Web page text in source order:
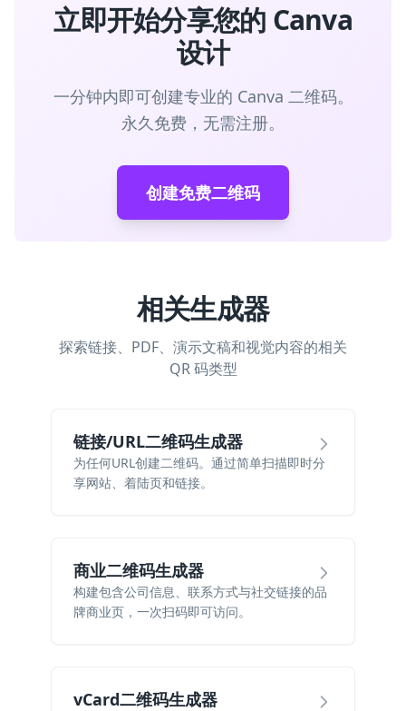
立即开始分享您的 Canva
设计
一分钟内即可创建专业的 Canva 二维码。
永久免费，无需注册。
创建免费二维码
相关生成器
探索链接、PDF、演示文稿和视觉内容的相关
QR 码类型
链接/URL二维码生成器
为任何URL创建二维码。通过简单扫描即时分
享网站、着陆页和链接。
商业二维码生成器
构建包含公司信息、联系方式与社交链接的品
牌商业页，一次扫码即可访问。
vCard二维码生成器